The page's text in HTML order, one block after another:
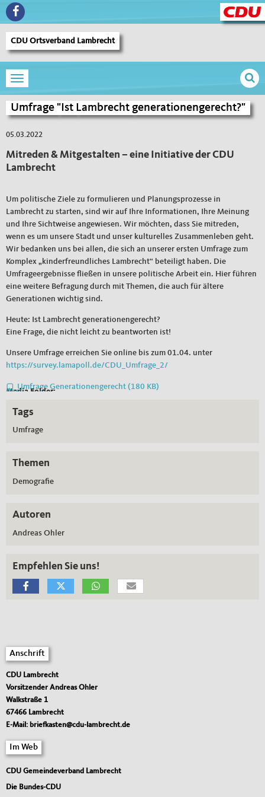
CDU Ortsverband Lambrecht
Toggle navigation
Sie sind hier
»
Umfrage "Ist Lambrecht generationengerecht?"
Umfrage "Ist Lambrecht generationengerecht?"
05.03.2022
Mitreden & Mitgestalten – eine Initiative der CDU
Lambrecht
Um politische Ziele zu formulieren und Planungsprozesse in
Lambrecht zu starten, sind wir auf Ihre Informationen, Ihre Meinung
und Ihre Sichtweise angewiesen. Wir möchten, dass Sie mitreden,
wenn es um unsere Stadt und unser kulturelles Zusammenleben geht.
Wir bedanken uns bei allen, die sich an unserer ersten Umfrage zum
Komplex „kinderfreundliches Lambrecht“ beteiligt haben. Die
Umfrageergebnisse fließen in unsere politische Arbeit ein. Hier führen
eine weitere Befragung durch mit Themen, die auch für ältere
Generationen wichtig sind.
Heute: Ist Lambrecht generationengerecht?
Eine Frage, die nicht leicht zu beantworten ist!
Unsere Umfrage erreichen Sie online bis zum 01.04. unter
https://survey.lamapoll.de/CDU_Umfrage_2/
Umfrage Generationengerecht(180 KB)
Media Folder:
docs
Tags
Umfrage
Themen
Demografie
Autoren
Andreas Ohler
Empfehlen Sie uns!
Fußbereich
Anschrift
CDU Lambrecht
Vorsitzender Andreas Ohler
Walkstraße 1
67466 Lambrecht
E-Mail: briefkasten@cdu-lambrecht.de
Im Web
CDU Gemeindeverband Lambrecht
Die Bundes-CDU